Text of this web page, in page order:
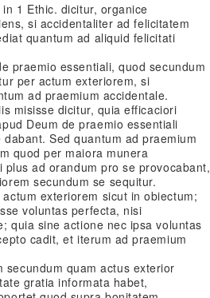
1 Ethic. dicitur, organice
si accidentaliter ad felicitatem
quantum ad aliquid felicitati
praemio essentiali, quod secundum
per actum exteriorem, si
ad praemium accidentale.
misisse dicitur, quia efficaciori
Deum de praemio essentiali
Sed quantum ad praemium
quod per maiora munera
ad orandum pro se provocabant,
secundum se sequitur.
exteriorem sicut in obiectum;
voluntas perfecta, nisi
quia sine actione nec ipsa voluntas
cadit, et iterum ad praemium
secundum quam actus exterior
gratia informata habet,